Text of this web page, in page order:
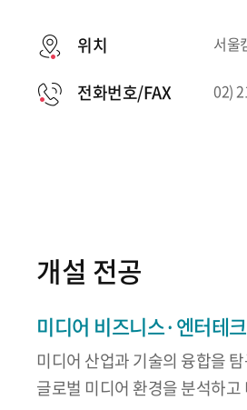
위치 서울
전화번호/FAX 02)
개설 전공
미디어 비즈니스·엔터
미디어 산업과 기술의 융합을
글로벌 미디어 환경을 분석하